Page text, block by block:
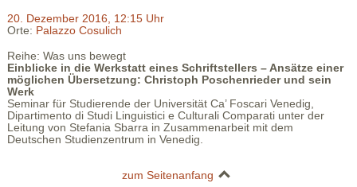
20. Dezember 2016, 12:15 Uhr
Orte: Palazzo Cosulich
Reihe: Was uns bewegt
Einblicke in die Werkstatt eines Schriftstellers – Ansätze einer
möglichen Übersetzung: Christoph Poschenrieder und sein
Werk
Seminar für Studierende der Universität Ca’ Foscari Venedig,
Dipartimento di Studi Linguistici e Culturali Comparati unter der
Leitung von Stefania Sbarra in Zusammenarbeit mit dem
Deutschen Studienzentrum in Venedig.
zum Seitenanfang